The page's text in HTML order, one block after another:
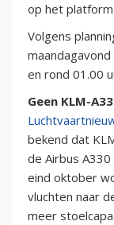
op het
Volgens
en rond 01.00
Geen KLM-
bekend dat
de Airbus
eind oktober
vluchten naar
meer